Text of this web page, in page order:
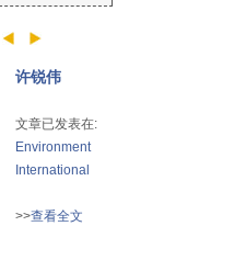
许锐伟
文章已发表在:
Environment
International
>>查看全文